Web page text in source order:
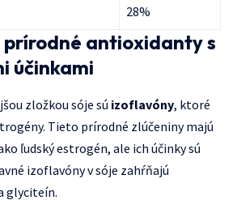
28%
prírodné antioxidanty s
účinkami
zložkou sóje sú izoflavóny, ktoré
Tieto prírodné zlúčeniny majú
ľudský estrogén, ale ich účinky sú
izoflavóny v sóje zahŕňajú
glyciteín.